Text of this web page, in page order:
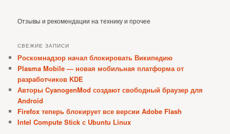
Отзывы и рекомендации на технику и прочее
СВЕЖИЕ ЗАПИСИ
Роскомнадзор начал блокировать Википедию
Plasma Mobile — новая мобильная платформа от
разработчиков KDE
Авторы CyanogenMod создают свободный браузер для
Android
Firefox теперь блокирует все версии Adobe Flash
Intel Compute Stick с Ubuntu Linux